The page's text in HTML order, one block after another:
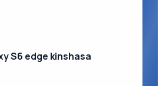
S6 edge kinshasa